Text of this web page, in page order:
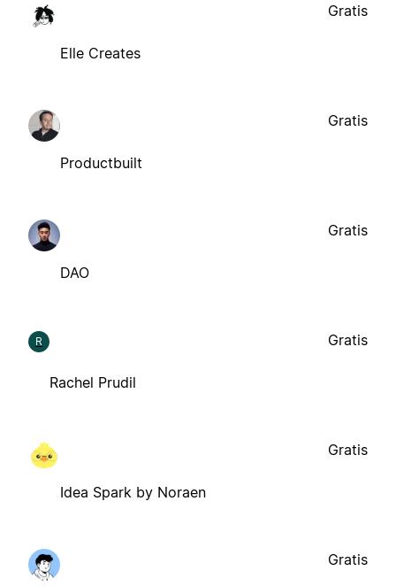
Elle Creates
Gratis
Productbuilt
Gratis
DAO
Gratis
R
Rachel Prudil
Gratis
Idea Spark by Noraen
Gratis
Gratis